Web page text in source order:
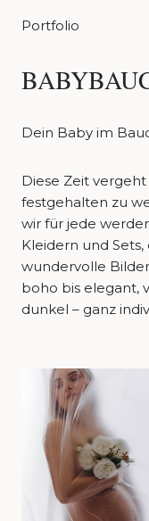
Portfolio
Dein Baby im
Diese Zeit
festgehalten zu
wir für jede
Kleidern und
wundervolle
boho bis elegant,
dunkel – ganz